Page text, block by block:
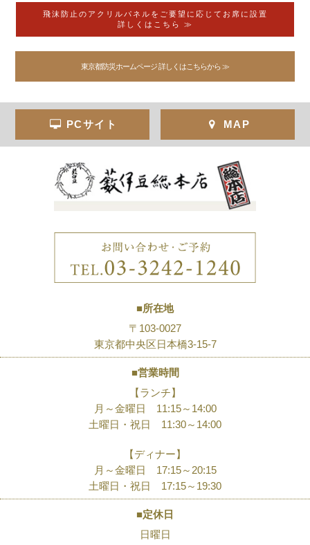
飛沫防止のアクリルパネルをご要望に応じてお席に設置
詳しくはこちら ≫
東京都防災ホームページ 詳しくはこちらから ≫
PCサイト MAP
■所在地
〒103-0027
東京都中央区日本橋3-15-7
■営業時間
【ランチ】
月～金曜日 11:15～14:00
土曜日・祝日 11:30～14:00
【ディナー】
月～金曜日 17:15～20:15
土曜日・祝日 17:15～19:30
■定休日
日曜日